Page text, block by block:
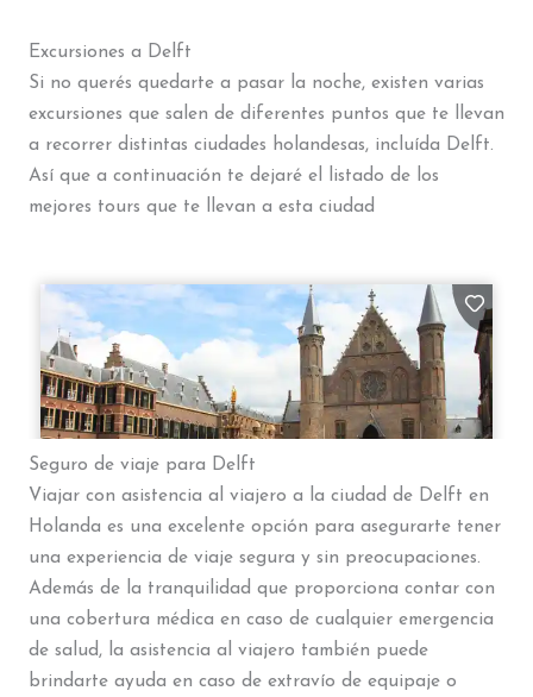
Excursiones a Delft
Si no querés quedarte a pasar la noche, existen varias
excursiones que salen de diferentes puntos que te llevan
a recorrer distintas ciudades holandesas, incluída Delft.
Así que a continuación te dejaré el listado de los
mejores tours que te llevan a esta ciudad
Seguro de viaje para Delft
Viajar con asistencia al viajero a la ciudad de Delft en
Holanda es una excelente opción para asegurarte tener
una experiencia de viaje segura y sin preocupaciones.
Además de la tranquilidad que proporciona contar con
una cobertura médica en caso de cualquier emergencia
de salud, la asistencia al viajero también puede
brindarte ayuda en caso de extravío de equipaje o